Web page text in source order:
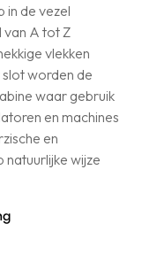
in de vezel
van A tot Z
vlekken
worden de
waar gebruik
en machines
en
wijze